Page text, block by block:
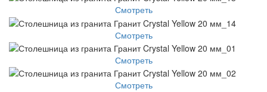
Смотреть
Смотреть
Смотреть
Смотреть